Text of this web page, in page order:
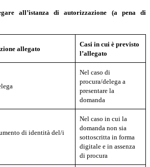
all’istanza di autorizzazione (a pena di
allegato
Casi in cui è previsto
l’allegato
Nel caso di
procura/delega a
presentare la
domanda
di identità del/i
Nel caso in cui la
domanda non sia
sottoscritta in forma
digitale e in assenza
di procura